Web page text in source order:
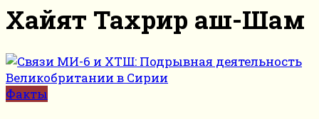
Хайят Тахрир аш-Шам
Факты